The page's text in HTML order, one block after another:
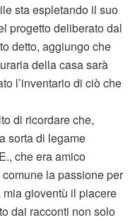
sta espletando il suo
progetto deliberato dal
detto, aggiungo che
della casa sarà
l’inventario di ciò che
di ricordare che,
sorta di legame
che era amico
la passione per
mia gioventù il piacere
dai racconti non solo